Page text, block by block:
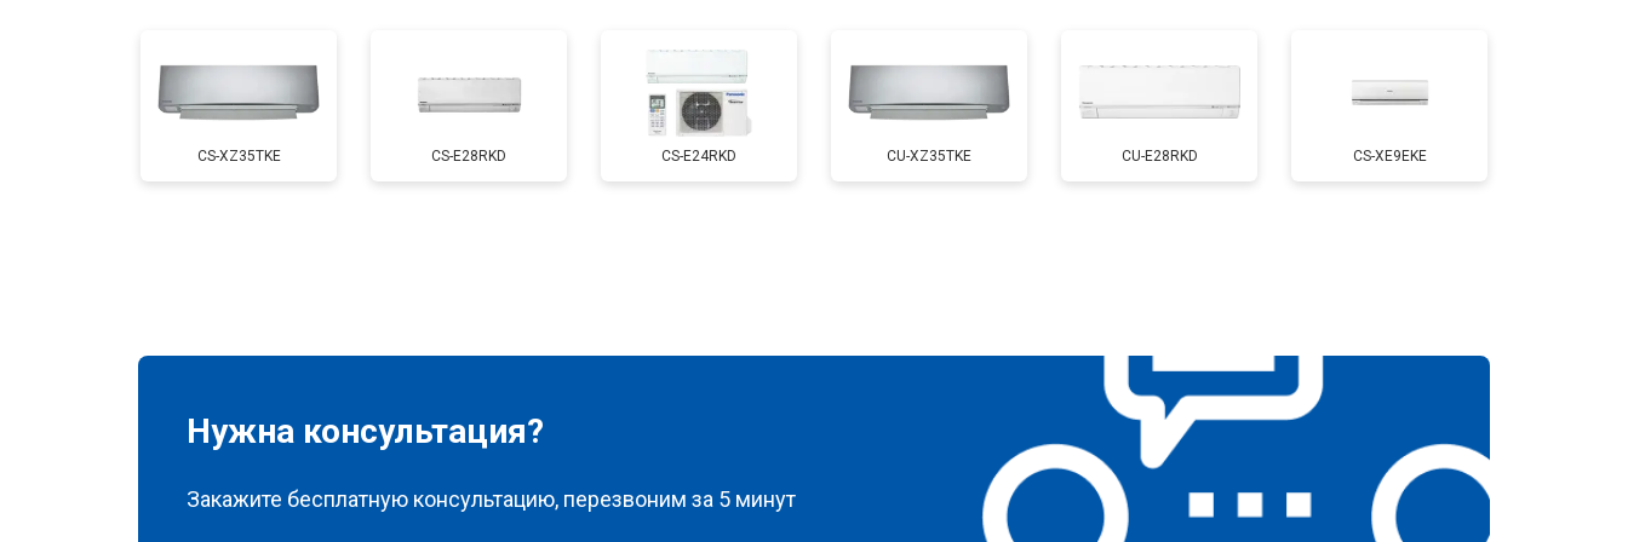
CS-XZ35TKE CS-E28RKD CS-E24RKD CU-XZ35TKE CU-E28RKD CS-XE9EKE
Нужна консультация?
Закажите бесплатную консультацию, перезвоним за 5 минут